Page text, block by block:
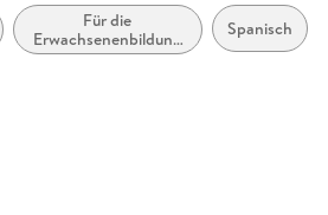
Für die
Erwachsenenbildung
(Deutschland)
Spanisch